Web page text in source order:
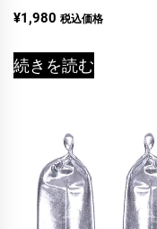
¥1,980 税込価格
続きを読む